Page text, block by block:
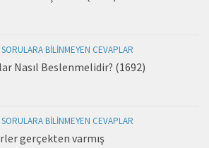
BILINMEYEN CEVAPLAR
Nasıl Beslenmelidir? (1692)
BILINMEYEN CEVAPLAR
gerçekten varmış